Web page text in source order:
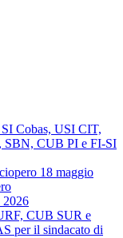
Cobas, USI CIT,
SBN, CUB PI e FI-SI
18 maggio
2026
CUB SUR e
per il sindacato di